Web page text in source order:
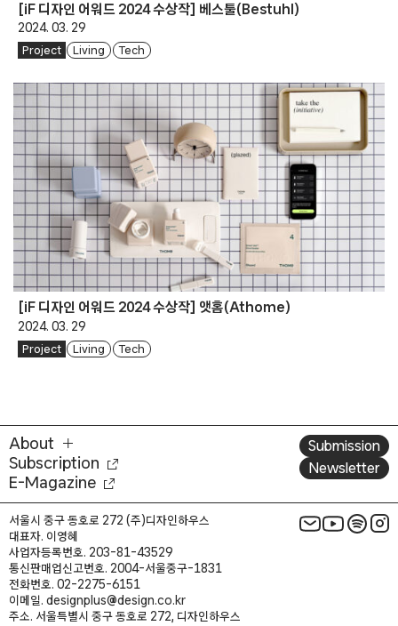
[iF 디자인 어워드 2024 수상작] 베스툴(Bestuhl)
2024. 03. 29
Project Living Tech
[iF 디자인 어워드 2024 수상작] 앳홈(Athome)
2024. 03. 29
Project Living Tech
About
Subscription
E-Magazine
Submission
Newsletter
서울시 중구 동호로 272 (주)디자인하우스
대표자. 이영혜
사업자등록번호. 203-81-43529
통신판매업신고번호. 2004-서울중구-1831
전화번호. 02-2275-6151
이메일. designplus@design.co.kr
주소. 서울특별시 중구 동호로 272, 디자인하우스